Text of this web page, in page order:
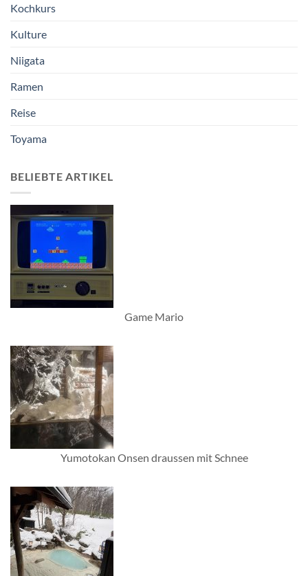
Kochkurs
Kulture
Niigata
Ramen
Reise
Toyama
BELIEBTE ARTIKEL
Game Mario
Yumotokan Onsen draussen mit Schnee